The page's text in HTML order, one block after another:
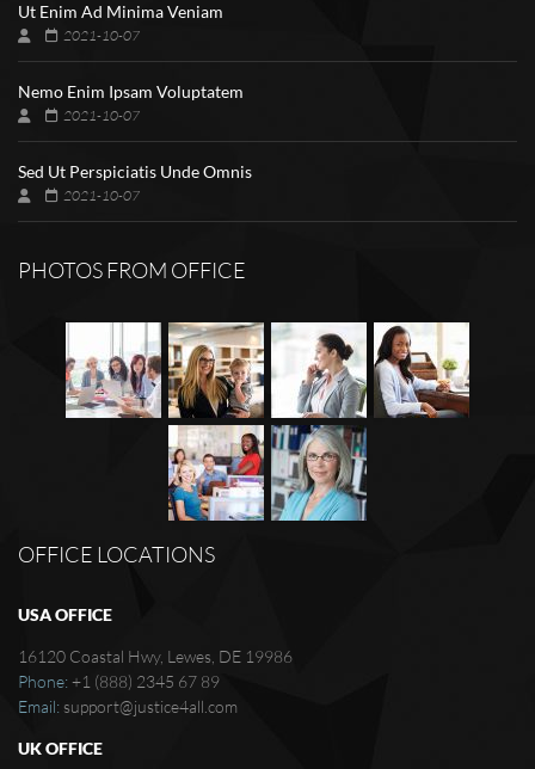
Ut Enim Ad Minima Veniam
2021-10-07
Nemo Enim Ipsam Voluptatem
2021-10-07
Sed Ut Perspiciatis Unde Omnis
2021-10-07
PHOTOS FROM OFFICE
OFFICE LOCATIONS
USA OFFICE
16120 Coastal Hwy, Lewes, DE 19986
Phone:+1 (888) 2345 67 89
Email: support@justice4all.com
UK OFFICE